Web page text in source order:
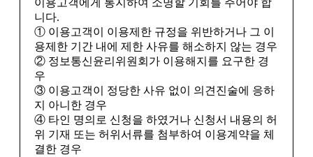
이용고객에게 통지하여 소명할 기회를 주어야 합
니다.
① 이용고객이 이용제한 규정을 위반하거나 그 이
용제한 기간 내에 제한 사유를 해소하지 않는 경우
② 정보통신윤리위원회가 이용해지를 요구한 경
우
③ 이용고객이 정당한 사유 없이 의견진술에 응하
지 아니한 경우
④ 타인 명의로 신청을 하였거나 신청서 내용의 허
위 기재 또는 허위서류를 첨부하여 이용계약을 체
결한 경우